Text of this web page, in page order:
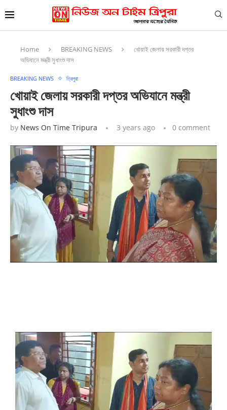
Home BREAKING NEWS
খোয়াই জেলায় সরকারী দপ্তর
অভিযানে মন্ত্রী সুধাংশু দাস
BREAKING NEWS ত্রিপুরা
খোয়াই জেলায় সরকারী দপ্তর অভিযানে মন্ত্রী
সুধাংশু দাস
by News On Time Tripura 3 years ago 0 comment